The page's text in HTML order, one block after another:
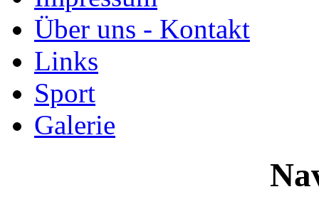
Über uns - Kontakt
Links
Sport
Galerie